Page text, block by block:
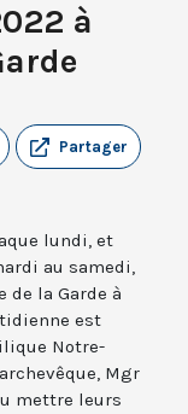
à
Partager
lundi, et
au samedi,
de la Garde à
est
Notre-
Mgr
mettre leurs